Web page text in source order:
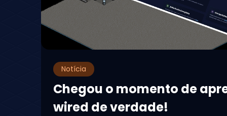
Notícia
Chegou o momento de
wired de verdade!